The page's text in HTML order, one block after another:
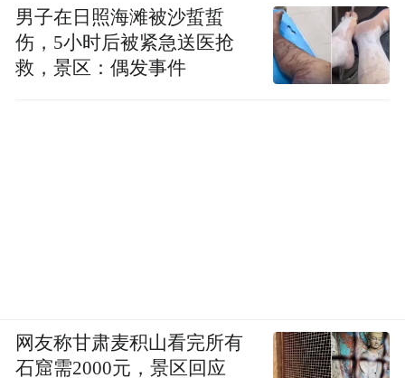
男子在日照海滩被沙蜇蜇
伤，5小时后被紧急送医抢
救，景区：偶发事件
网友称甘肃麦积山看完所有
石窟需2000元，景区回应